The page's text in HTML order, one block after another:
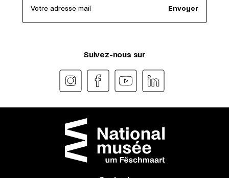
Votre adresse mail Envoyer
Suivez-nous sur